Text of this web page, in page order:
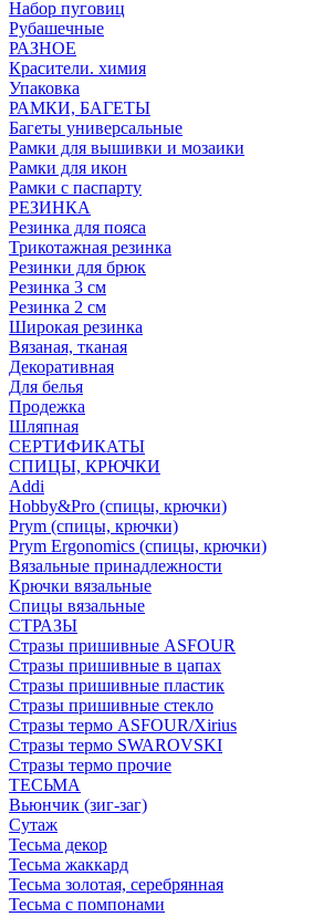
Набор пуговиц
Рубашечные
РАЗНОЕ
Красители. химия
Упаковка
РАМКИ, БАГЕТЫ
Багеты универсальные
Рамки для вышивки и мозаики
Рамки для икон
Рамки с паспарту
РЕЗИНКА
Резинка для пояса
Трикотажная резинка
Резинки для брюк
Резинка 3 см
Резинка 2 см
Широкая резинка
Вязаная, тканая
Декоративная
Для белья
Продежка
Шляпная
СЕРТИФИКАТЫ
СПИЦЫ, КРЮЧКИ
Addi
Hobby&Pro (спицы, крючки)
Prym (спицы, крючки)
Prym Ergonomics (спицы, крючки)
Вязальные принадлежности
Крючки вязальные
Спицы вязальные
СТРАЗЫ
Стразы пришивные ASFOUR
Стразы пришивные в цапах
Стразы пришивные пластик
Стразы пришивные стекло
Стразы термо ASFOUR/Xirius
Стразы термо SWAROVSKI
Стразы термо прочие
ТЕСЬМА
Вьюнчик (зиг-заг)
Сутаж
Тесьма декор
Тесьма жаккард
Тесьма золотая, серебрянная
Тесьма с помпонами